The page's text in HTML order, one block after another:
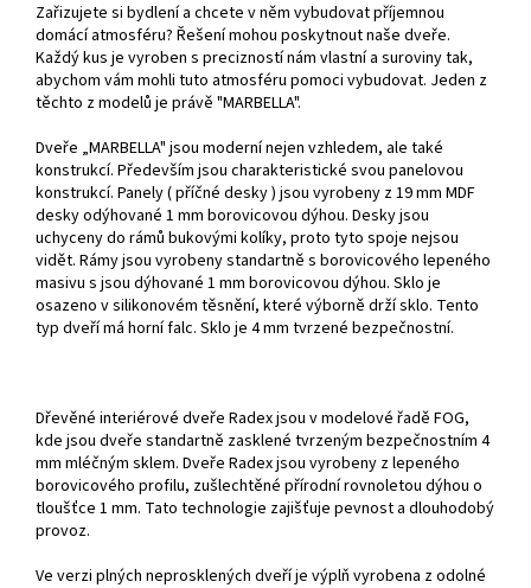
Zařizujete si bydlení a chcete v něm vybudovat příjemnou
domácí atmosféru? Řešení mohou poskytnout naše dveře.
Každý kus je vyroben s precizností nám vlastní a suroviny tak,
abychom vám mohli tuto atmosféru pomoci vybudovat. Jeden z
těchto z modelů je právě "MARBELLA".
Dveře „MARBELLA" jsou moderní nejen vzhledem, ale také
konstrukcí. Především jsou charakteristické svou panelovou
konstrukcí. Panely ( příčné desky ) jsou vyrobeny z 19 mm MDF
desky odýhované 1 mm borovicovou dýhou. Desky jsou
uchyceny do rámů bukovými kolíky, proto tyto spoje nejsou
vidět. Rámy jsou vyrobeny standartně s borovicového lepeného
masivu s jsou dýhované 1 mm borovicovou dýhou. Sklo je
osazeno v silikonovém těsnění, které výborně drží sklo. Tento
typ dveří má horní falc. Sklo je 4 mm tvrzené bezpečnostní.
Dřevěné interiérové dveře Radex jsou v modelové řadě FOG,
kde jsou dveře standartně zasklené tvrzeným bezpečnostním 4
mm mléčným sklem. Dveře Radex jsou vyrobeny z lepeného
borovicového profilu, zušlechtěné přírodní rovnoletou dýhou o
tloušťce 1 mm. Tato technologie zajišťuje pevnost a dlouhodobý
provoz.
Ve verzi plných neprosklených dveří je výplň vyrobena z odolné